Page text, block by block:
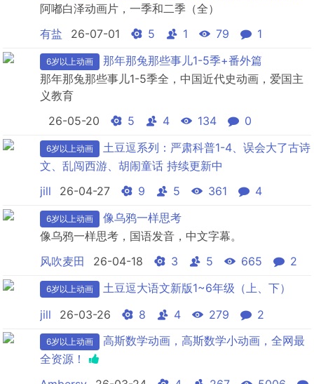
阿嘟白泽动画片，一季和二季（全）
有盐
26-07-01 5 1 79 1
6岁以上动画
那年那兔那些事儿1-5季+番外篇
那年那兔那些事儿1-5季全，中国近代史动画，爱国主
义教育
26-05-20
5 4 134 0
6岁以上动画
土豆逗系列：严肃科普1-4、误会大了古诗
文、乱闯西游、胡闹童话 持续更新中
jill
26-04-27 9 5 361 4
6岁以上动画
像乌鸦一样思考
像乌鸦一样思考，国语发音，中文字幕。
风吹麦田
26-04-18 3 5 665 2
6岁以上动画
土豆逗大语文新版1~6年级（上、下）
jill
26-03-26 8 4 279 2
6岁以上动画
高斯数学动画，高斯数学小动画，全网最
全资源！